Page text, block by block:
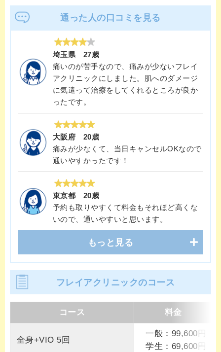
通った人の口コミを見る
埼玉県 27歳
痛いのが苦手なので、痛みが少ないフレイ
アクリニックにしました。肌へのダメージ
に気遣って治療をしてくれるところが良か
ったです。
大阪府 20歳
痛みが少なくて、当日キャンセルOKなので
通いやすかったです！
東京都 20歳
予約も取りやすくて料金もそれほど高くな
いので、通いやすいと思います。
もっと見る
フレイアクリニックのコース
コース 料金
全身+VIO 5回
一般：99,600円
学生：69,600円